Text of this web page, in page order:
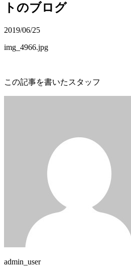
トのブログ
2019/06/25
img_4966.jpg
この記事を書いたスタッフ
admin_user